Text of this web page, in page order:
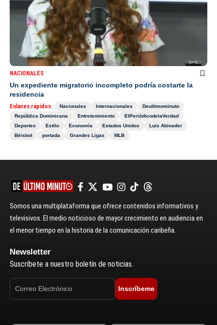
NACIONALES
Un expediente migratorio incompleto podría costarte la
residencia
Enlaces rápidos: Nacionales Internacionales
Deultimominuto
República Dominicana
Entretenimiento
ElPeriódicodelaVerdad
Deportes
Estilo Economía Estados Unidos
Luis Abinader
Béisbol
portada Grandes Ligas MLB
Somos una multiplataforma que ofrece contenidos informativos y
televisivos. El medio noticioso de mayor crecimiento en audiencia en
el menor tiempo en la historia de la comunicación caribeña.
Newsletter
Suscríbete a nuestro boletín de noticias.
Inscríbeme